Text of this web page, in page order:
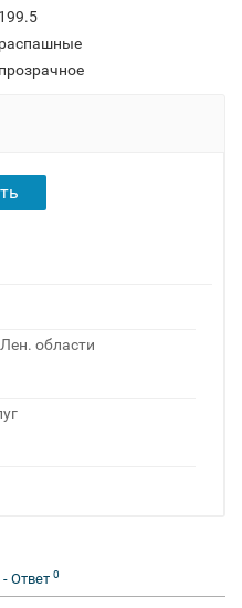
199.5
распашные
прозрачное
области
Ответ 0